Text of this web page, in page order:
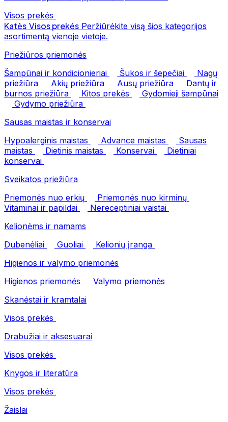
Visos prekės
Katės Visos prekės Peržiūrėkite visą šios kategorijos
asortimentą vienoje vietoje.
Priežiūros priemonės
Šampūnai ir kondicionieriai
Šukos ir šepečiai
Nagų
priežiūra
Akių priežiūra Ausų priežiūra
Dantų ir
burnos priežiūra
Kitos prekės
Gydomieji šampūnai
Gydymo priežiūra
Sausas maistas ir konservai
Hypoalerginis maistas
Advance maistas
Sausas
maistas
Dietinis maistas Konservai
Dietiniai
konservai
Sveikatos priežiūra
Priemonės nuo erkių
Priemonės nuo kirminų
Vitaminai ir papildai
Nereceptiniai vaistai
Kelionėms ir namams
Dubenėliai
Guoliai
Kelionių įranga
Higienos ir valymo priemonės
Higienos priemonės
Valymo priemonės
Skanėstai ir kramtalai
Visos prekės
Drabužiai ir aksesuarai
Visos prekės
Knygos ir literatūra
Visos prekės
Žaislai